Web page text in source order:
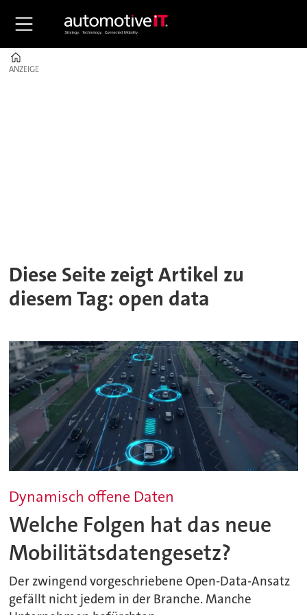
ANZEIGE
ANZEIGE
Diese Seite zeigt Artikel zu
diesem Tag: open data
Dynamisch offene Daten
Welche Folgen hat das neue
Mobilitätsdatengesetz?
Der zwingend vorgeschriebene Open-Data-Ansatz
gefällt nicht jedem in der Branche. Manche